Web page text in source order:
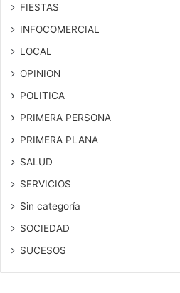
FIESTAS
INFOCOMERCIAL
LOCAL
OPINION
POLITICA
PRIMERA PERSONA
PRIMERA PLANA
SALUD
SERVICIOS
Sin categoría
SOCIEDAD
SUCESOS